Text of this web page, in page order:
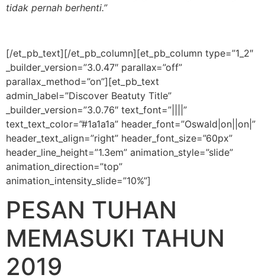
tidak pernah berhenti.”
[/et_pb_text][/et_pb_column][et_pb_column type=”1_2″
_builder_version=”3.0.47″ parallax=”off”
parallax_method=”on”][et_pb_text
admin_label=”Discover Beatuty Title”
_builder_version=”3.0.76″ text_font=”||||”
text_text_color=”#1a1a1a” header_font=”Oswald|on||on|”
header_text_align=”right” header_font_size=”60px”
header_line_height=”1.3em” animation_style=”slide”
animation_direction=”top”
animation_intensity_slide=”10%”]
PESAN TUHAN
MEMASUKI TAHUN
2019